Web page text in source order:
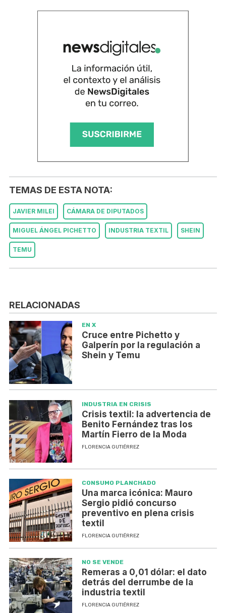
TEMAS DE ESTA NOTA:
JAVIER MILEI CÁMARA DE DIPUTADOS
MIGUEL ÁNGEL PICHETTO INDUSTRIA TEXTIL SHEIN
TEMU
RELACIONADAS
EN X
Cruce entre Pichetto y
Galperín por la regulación a
Shein y Temu
INDUSTRIA EN CRISIS
Crisis textil: la advertencia de
Benito Fernández tras los
Martín Fierro de la Moda
FLORENCIA GUTIÉRREZ
CONSUMO PLANCHADO
Una marca icónica: Mauro
Sergio pidió concurso
preventivo en plena crisis
textil
FLORENCIA GUTIÉRREZ
NO SE VENDE
Remeras a 0,01 dólar: el dato
detrás del derrumbe de la
industria textil
FLORENCIA GUTIÉRREZ